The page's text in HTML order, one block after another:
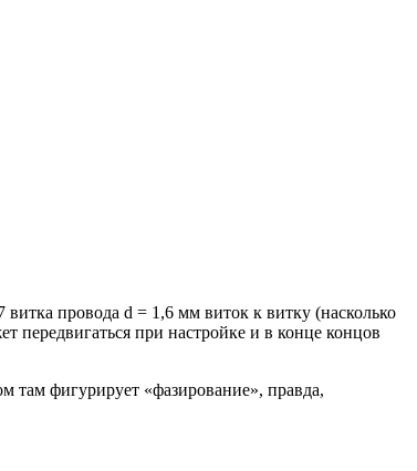
провода d = 1,6 мм виток к витку (насколько
передвигаться при настройке и в конце концов
там фигурирует «фазирование», правда,